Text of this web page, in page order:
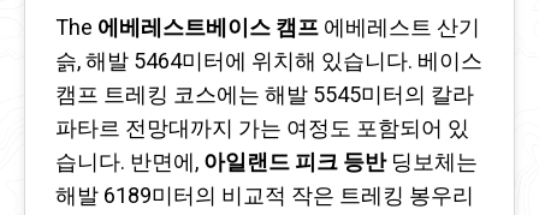
The 에베레스트베이스 캠프 에베레스트 산기
슭, 해발 5464미터에 위치해 있습니다. 베이스
캠프 트레킹 코스에는 해발 5545미터의 칼라
파타르 전망대까지 가는 여정도 포함되어 있
습니다. 반면에, 아일랜드 피크 등반딩보체는
해발 6189미터의 비교적 작은 트레킹 봉우리